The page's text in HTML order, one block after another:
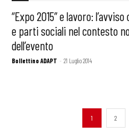
“Expo 2015” e lavoro:
e parti sociali nel contesto
dell’evento
Bollettino ADAPT - 21 Luglio 2014
1 2